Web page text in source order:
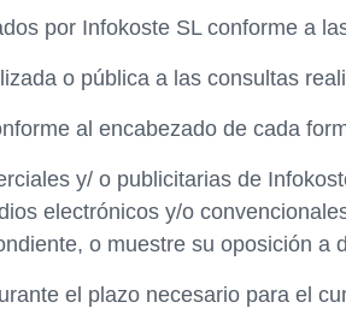
por Infokoste SL conforme a
o pública a las consultas
al encabezado de cada
y/ o publicitarias de
electrónicos y/o
o muestre su oposición a
el plazo necesario para el